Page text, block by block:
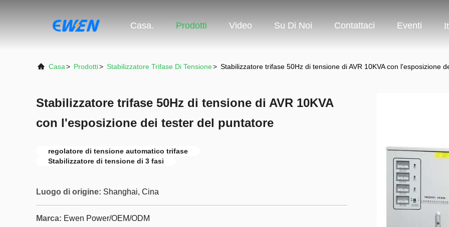
Casa. Prodotti Video Su Di Noi Contattaci Eventi
Casa> Prodotti> Stabilizzatore Trifase Di Tensione> Stabilizzatore trifase 50Hz di tensione di AVR 10KVA con l'esposizione
Stabilizzatore trifase 50Hz di tensione di AVR 10KVA
con l'esposizione dei tester del puntatore
regolatore di tensione automatico trifase
Stabilizzatore di tensione di 3 fasi
Luogo di origine: Shanghai, Cina
Marca: Ewen Power/OEM/ODM